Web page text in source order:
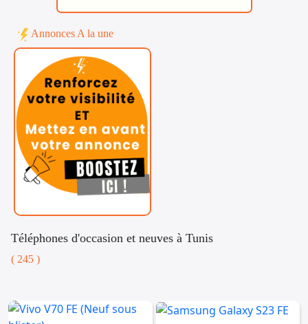
Annonces A la une
Téléphones d'occasion et neuves à Tunis
( 245 )